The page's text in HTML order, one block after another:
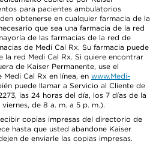
para pacientes ambulatorios
obtenerse en cualquier farmacia de la
que sea una farmacia de la red
de las farmacias de la red de
de Medi Cal Rx. Su farmacia puede
la red Medi Cal Rx. Si quiere encontrar
de Kaiser Permanente, use el
Cal Rx en línea, en www.Medi-
puede llamar a Servicio al Cliente de
las 24 horas del día, los 7 días de la
viernes, de 8 a. m. a 5 p. m.).
copias impresas del directorio de
hasta que usted abandone Kaiser
de enviarle las copias impresas.